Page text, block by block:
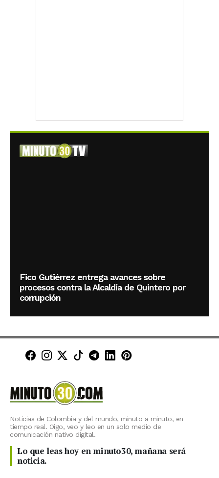
Fico Gutiérrez entrega avances sobre
procesos contra la Alcaldía de Quintero por
corrupción
Minuto30 en Facebook
Minuto30 en Instagram
Minuto30 en X (Twitter)
Minuto30 en TikTok
Canal de Minuto30 en
Minuto30 en LinkedIn
Minuto30 en
Noticias de Colombia y del mundo, minuto a minuto, en
tiempo real. Oigo, veo y leo en un solo medio de
comunicación nativo digital.
Lo que leas hoy en minuto30, mañana será
noticia.